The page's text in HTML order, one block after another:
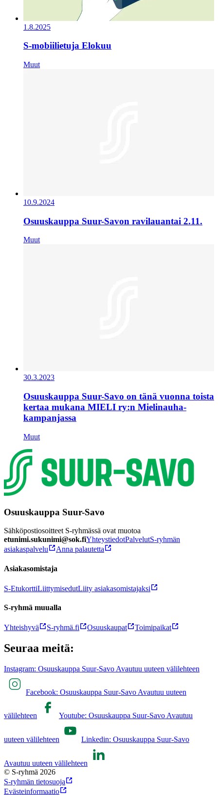
1.8.2025
S-mobiilietuja Elokuu
Muut
10.9.2024
Osuuskauppa Suur-Savon ravilauantai 2.11.
Muut
30.3.2023
Osuuskauppa Suur-Savo on tänä vuonna toista
kertaa mukana MIELI ry:n Mielinauha-
kampanjassa
Muut
Osuuskauppa Suur-Savo
Sähköpostiosoitteet S-ryhmässä ovat muotoa
etunimi.sukunimi@sok.fiYhteystiedotPalvelutS-ryhmän
asiakaspalvelu
Anna palautetta
Asiakasomistaja
S-EtukorttiLiittymisedutLiity asiakasomistajaksi
S-ryhmä muualla
Yhteishyvä S-ryhmä.fi Osuuskaupat Toimipaikat
Seuraa meitä:
Instagram: Osuuskauppa Suur-Savo Avautuu uuteen välilehteen
Facebook: Osuuskauppa Suur-Savo Avautuu uuteen
välilehteen Youtube: Osuuskauppa Suur-Savo Avautuu
uuteen välilehteen Linkedin: Osuuskauppa Suur-Savo
Avautuu uuteen välilehteen
© S-ryhmä 2026
S-ryhmän tietosuoja
Evästeinformaatio